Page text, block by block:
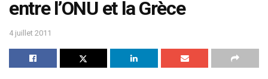
entre l’ONU et la Grèce
4 juillet 2011